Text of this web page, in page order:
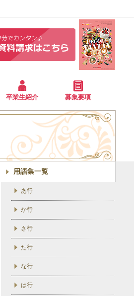
卒業生紹介 募集要項
用語集一覧
あ行
か行
さ行
た行
な行
は行